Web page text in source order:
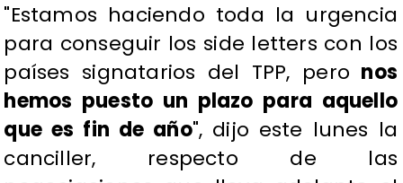
"Estamos haciendo toda la urgencia
para conseguir los side letters con los
países signatarios del TPP, pero nos
hemos puesto un plazo para aquello
que es fin de año", dijo este lunes la
canciller, respecto de las